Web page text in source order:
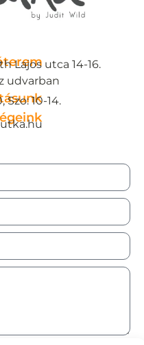
Lajos utca 14-16.
udvarban
Szo: 10-14.